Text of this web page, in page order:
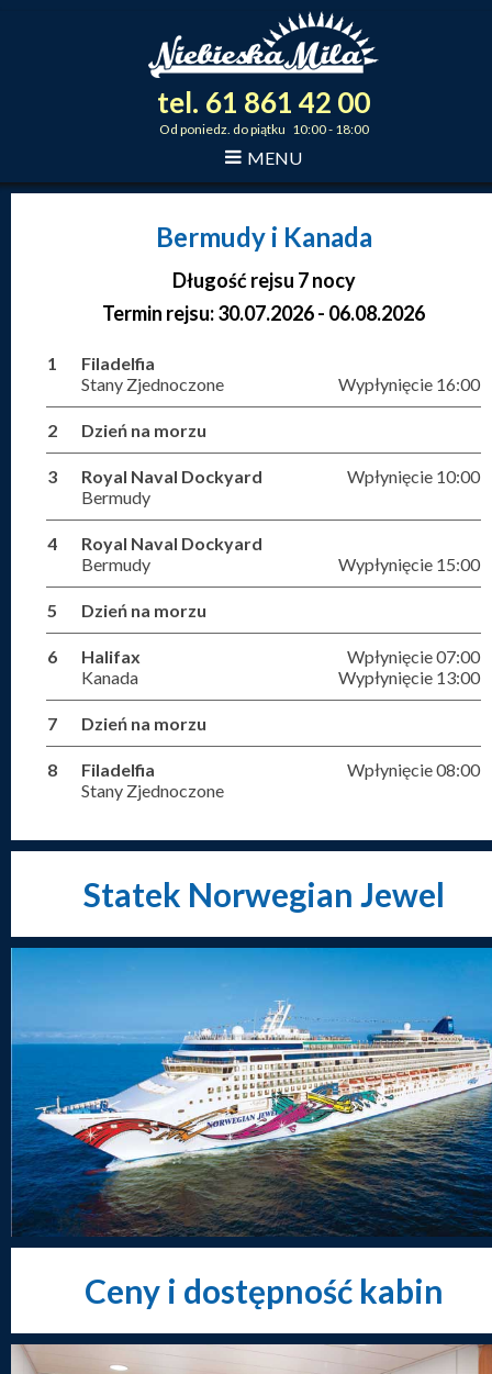
tel. 61 861 42 00
Od poniedz. do piątku 10:00 - 18:00
MENU
Bermudy i Kanada
Długość rejsu 7 nocy
Termin rejsu: 30.07.2026 - 06.08.2026
1
Filadelfia
Stany Zjednoczone
Wypłynięcie 16:00
2 Dzień na morzu
3
Royal Naval Dockyard
Bermudy
Wpłynięcie 10:00
4
Royal Naval Dockyard
Bermudy
Wypłynięcie 15:00
5 Dzień na morzu
6
Halifax
Kanada
Wpłynięcie 07:00
Wypłynięcie 13:00
7 Dzień na morzu
8
Filadelfia
Stany Zjednoczone
Wpłynięcie 08:00
Statek Norwegian Jewel
Ceny i dostępność kabin